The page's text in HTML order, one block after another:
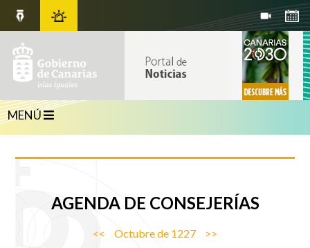
MENÚ
AGENDADE CONSEJERÍAS
<< Octubre de 1227 >>